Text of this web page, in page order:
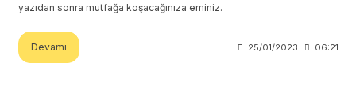
yazıdan sonra mutfağa koşacağınıza eminiz.
Devamı 25/01/2023 06:21